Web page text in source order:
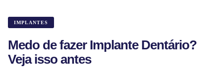
IMPLANTES
Medo de fazer Implante Dentário?
Veja isso antes